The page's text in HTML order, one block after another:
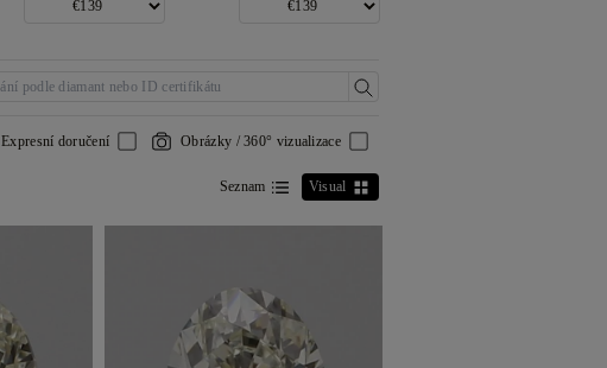
Expresní doručení Obrázky / 360° vizualizace
Seznam Visual